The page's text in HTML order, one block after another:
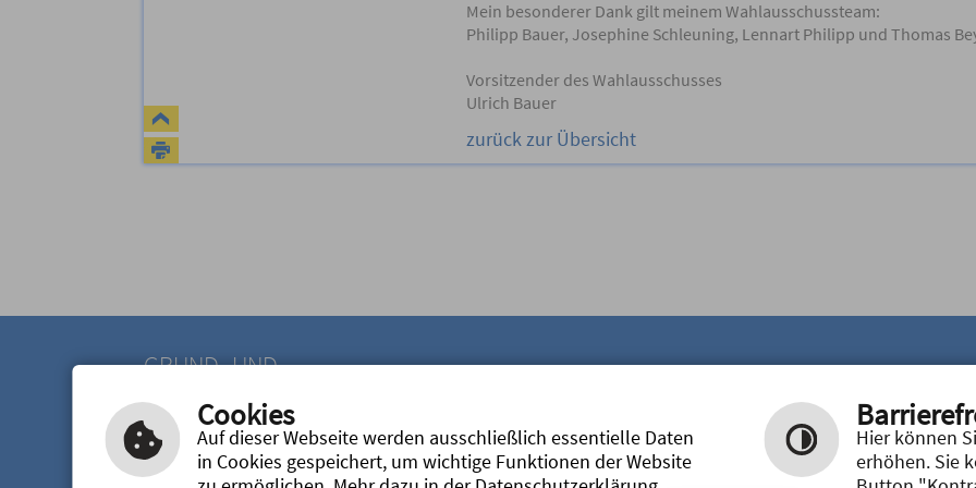
Mein besonderer Dank gilt meinem Wahlausschussteam:
Philipp Bauer, Josephine Schleuning, Lennart Philipp und Thomas
Vorsitzender des Wahlausschusses
Ulrich Bauer
zurück zur Übersicht
GRUND- UND
MITTELSCHULE ABENBERG
Güssübelstr. 2
91183 Abenberg
verwaltung@grund-mittelschule-abenberg.de
schulleitung.scharrer@grund-mittelschule-abenberg.de
Cookies
Auf dieser Webseite werden ausschließlich essentielle Daten
in Cookies gespeichert, um wichtige Funktionen der Website
Hier können
erhöhen. Sie